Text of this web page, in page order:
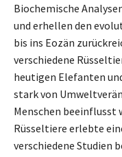
Biochemische
und erhellen den
bis ins Eozän
verschiedene
heutigen Elefanten
stark von
Menschen beeinflusst
Rüsseltiere erlebte
verschiedene Studien